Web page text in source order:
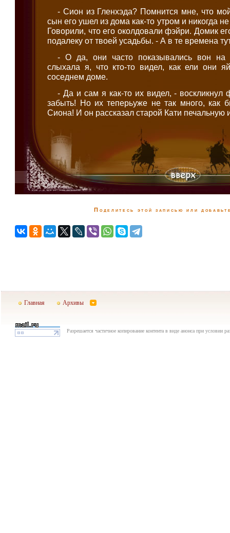
- Сион из Гленхэда? Помнится мне, что
сын его ушел из дома как-то утром и никогда
Говорили, что его околдовали фэйри. Домик
подалеку от твоей усадьбы. - А в те времена
- О да, они часто показывались вон
слыхала я, что кто-то видел, как ели они
соседнем доме.
- Да и сам я как-то их видел, -
забыть! Но их теперьуже не так много, как
Сиона! И он рассказал старой Кати
Поделитесь этой записью или
Главная Архивы
Разрешается частичное копирование контента в виде анонса при условии